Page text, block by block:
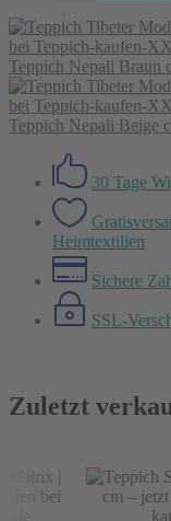
Teppich Nepali Braun
Teppich Nepali Beige
30 Tage
Heimtextilien
Sichere
SSL-
Zuletzt